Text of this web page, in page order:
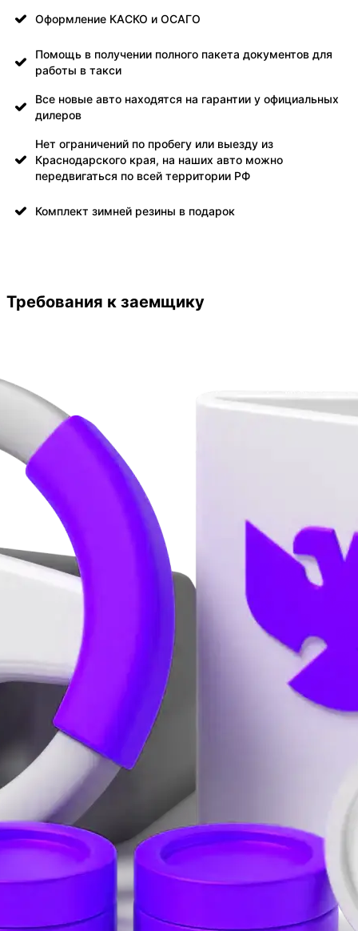
Оформление КАСКО и ОСАГО
Помощь в получении полного пакета документов для
работы в такси
Все новые авто находятся на гарантии у официальных
дилеров
Нет ограничений по пробегу или выезду из
Краснодарского края, на наших авто можно
передвигаться по всей территории РФ
Комплект зимней резины в подарок
Требования к заемщику